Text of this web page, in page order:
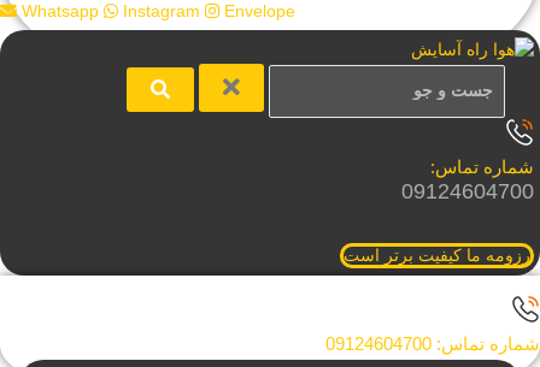
Whatsapp Instagram Envelope
تماس:
ما کیفیت برتر است
تماس: 09124604700